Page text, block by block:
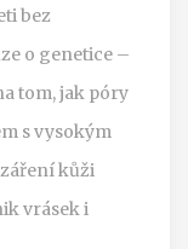
bez
o genetice –
tom, jak póry
s vysokým
záření kůži
vrásek i